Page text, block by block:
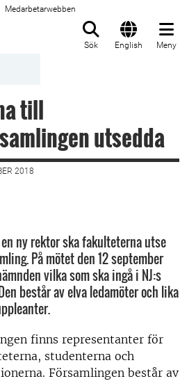
Medarbetarwebben
Sök English Meny
till
utsedda
2018
ny rektor ska fakulteterna utse
På mötet den 12 september
vilka som ska ingå i NJ:s
består av elva ledamöter och lika
finns representanter för
studenterna och
Församlingen består av